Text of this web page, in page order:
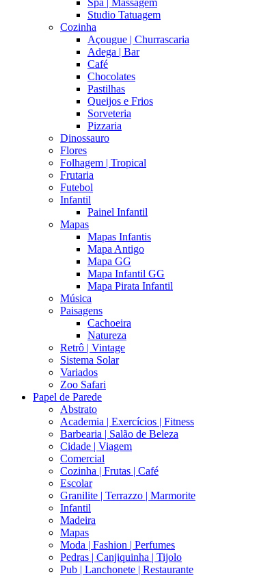
Spa | Massagem
Studio Tatuagem
Cozinha
Açougue | Churrascaria
Adega | Bar
Café
Chocolates
Pastilhas
Queijos e Frios
Sorveteria
Pizzaria
Dinossauro
Flores
Folhagem | Tropical
Frutaria
Futebol
Infantil
Painel Infantil
Mapas
Mapas Infantis
Mapa Antigo
Mapa GG
Mapa Infantil GG
Mapa Pirata Infantil
Música
Paisagens
Cachoeira
Natureza
Retrô | Vintage
Sistema Solar
Variados
Zoo Safari
Papel de Parede
Abstrato
Academia | Exercícios | Fitness
Barbearia | Salão de Beleza
Cidade | Viagem
Comercial
Cozinha | Frutas | Café
Escolar
Granilite | Terrazzo | Marmorite
Infantil
Madeira
Mapas
Moda | Fashion | Perfumes
Pedras | Canjiquinha | Tijolo
Pub | Lanchonete | Restaurante